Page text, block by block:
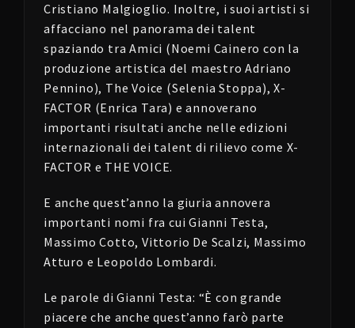
Cristiano Malgioglio. Inoltre, i suoi artisti si
affacciano nel panorama dei talent
spaziando tra Amici (Noemi Cainero con la
produzione artistica del maestro Adriano
Pennino), The Voice (Selenia Stoppa), X-
FACTOR (Enrica Tara) e annoverano
importanti risultati anche nelle edizioni
internazionali dei talent di rilievo come X-
FACTOR e THE VOICE.
E anche quest’anno la giuria annovera
importanti nomi fra cui Gianni Testa,
Massimo Cotto, Vittorio De Scalzi, Massimo
Atturo e Leopoldo Lombardi.
Le parole di Gianni Testa: “È con grande
piacere che anche quest’anno farò parte